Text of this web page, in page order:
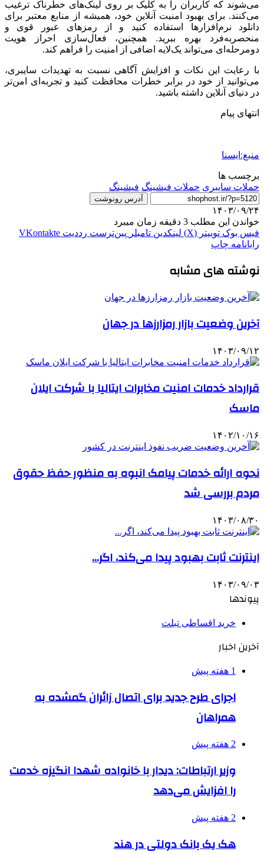
می‌شوند که کاربران را به کلیک بر روی لینک‌های خطرناک ترغیب
می‌کنند. برای بهبود امنیت آنلاین خود، همیشه از منابع معتبر برای
دانلود نرم‌افزارها استفاده کنید و از رمزهای عبور قوی و
منحصربه‌فرد بهره ببرید. همچنین، فعال‌سازی احراز هویت
دومرحله‌ای می‌تواند یک‌لایه اضافی از امنیت را فراهم کند.
با رعایت این نکات و افزایش آگاهی نسبت به تهدیدات سایبری،
می‌توانید از خود در برابر خطرات محافظت کنید و تجربه‌ای امن‌تر
در دنیای آنلاین داشته باشید.
انتهای پیام
منبع:ایسنا
برچسب ها
حملات سایبری حملات فیشینگ فيشينگ
آدرس رونوشت
۱۴۰۳/۰۹/۲۴
خواندن این مطلب 3 دقیقه زمان میبرد
فیس بوک توییتر (X) لینکدین ‫تامبلر ‫پین‌ترست ‫رددیت ‫VKontakte
رایانامه چاپ
نوشته های مشابه
آخرین وضعیت بازار رمزارزها در جهان
۱۴۰۳/۰۹/۱۲
قرارداد خدمات امنیت مخابرات ایتالیا با شرکت ایلان
ماسک
۱۴۰۲/۱۰/۱۶
نحوه ارائه خدمات پیامک‌ انبوه به منظور حفظ حقوق
مردم بررسی شد
۱۴۰۳/۰۸/۳۰
اینترنت ثابت بهبود پیدا می‌کند، اگر…
۱۴۰۳/۰۹/۰۳
پیوندها
خرید اقساطی تبلت
آخرین اخبار
1 هفته پیش
اجرای طرح جدید برای اتصال زائران گمشده به
همراهان
2 هفته پیش
وزیر ارتباطات: دیدار با خانواده شهدا انگیزه خدمت
را افزایش می‌دهد
2 هفته پیش
هک یک بانک دولتی در هند